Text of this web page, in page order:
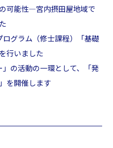
可能性―宮内摂田屋地域で
グラム（修士課程）「基礎
行いました
の活動の一環として、「発
を開催します